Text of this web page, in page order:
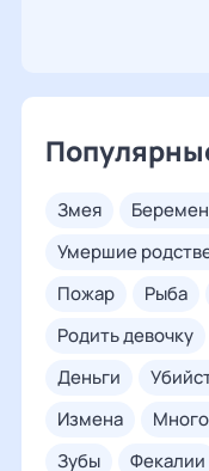
змея
умершие
пожар
рыба
родить девочку
деньги
измена
зубы
фекалии